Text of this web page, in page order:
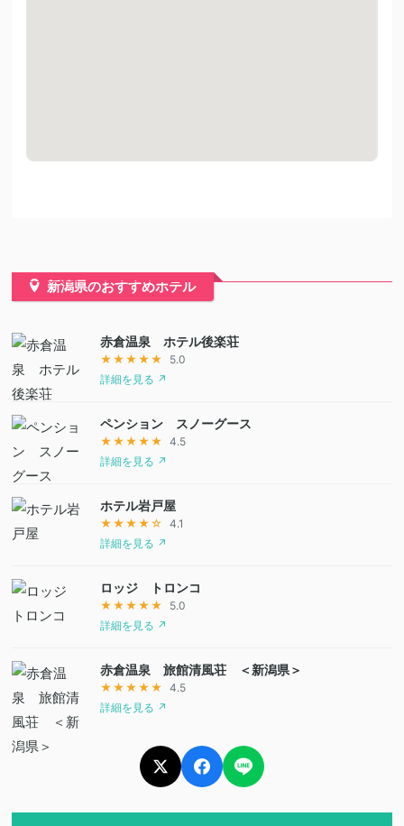
新潟県のおすすめホテル
赤倉温泉 ホテル後楽荘
★★★★★
5.0
詳細を見る ↗
ペンション スノーグース
★★★★★
4.5
詳細を見る ↗
ホテル岩戸屋
★★★★☆
4.1
詳細を見る ↗
ロッジ トロンコ
★★★★★
5.0
詳細を見る ↗
赤倉温泉 旅館清風荘 ＜新潟県＞
★★★★★
4.5
詳細を見る ↗